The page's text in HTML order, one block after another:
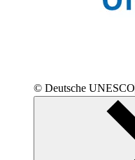
© Deutsche UNESCO